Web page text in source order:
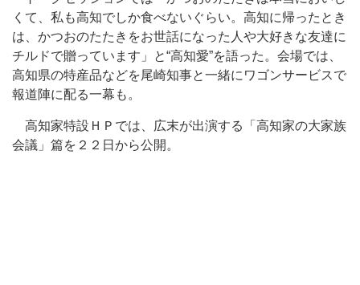
くて、私も高知でしか食べないぐらい。高知に帰ったとき
は、かつおのたたきをお世話になった人や大好きな友達に
チルドで贈っています」と“高知愛”を語った。会場では、
高知県の特産品などを尾崎知事と一緒にワゴンサービスで
報道陣に配る一幕も。
高知家特設ＨＰでは、広末が出演する「高知家の大家族
会議」篇を２２日から公開。